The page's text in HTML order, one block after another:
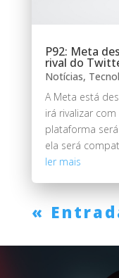
P92: Meta
rival do
Notícias,
A Meta está
irá rivalizar
plataforma
ela será
ler mais
«